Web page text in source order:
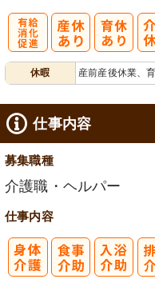
休暇 産前産後休業、
仕事内容
募集職種
介護職・ヘルパー
仕事内容